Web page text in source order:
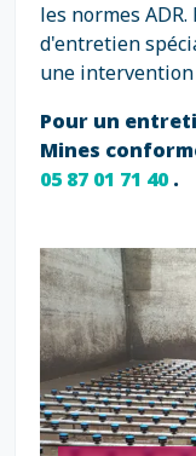
les normes
d'entretien
une
Pour un
Mines
05 87 01 71 40.